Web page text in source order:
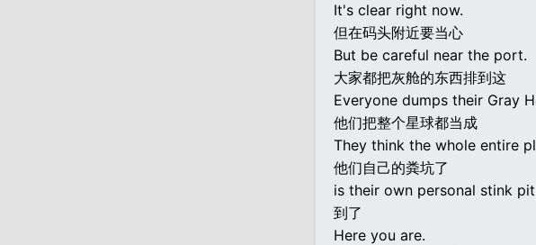
It's clear right now.
但在码头附近要当心
But be careful near the port.
大家都把灰舱的东西排到这
Everyone dumps their Gray
他们把整个星球都当成
They think the whole entire
他们自己的粪坑了
is their own personal stink
到了
Here you are.